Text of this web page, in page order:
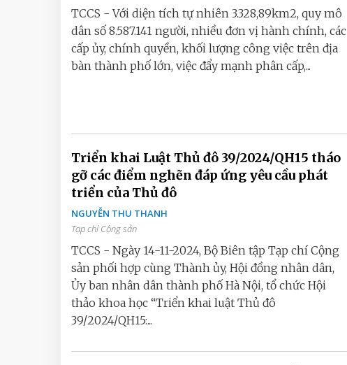
TCCS - Với diện tích tự nhiên 3.328,89km2, quy mô
dân số 8.587.141 người, nhiều đơn vị hành chính, các
cấp ủy, chính quyền, khối lượng công việc trên địa
bàn thành phố lớn, việc đẩy mạnh phân cấp,...
Triển khai Luật Thủ đô 39/2024/QH15 tháo
gỡ các điểm nghẽn đáp ứng yêu cầu phát
triển của Thủ đô
NGUYỄN THU THANH
Tạp chí Cộng sản
TCCS - Ngày 14-11-2024, Bộ Biên tập Tạp chí Cộng
sản phối hợp cùng Thành ủy, Hội đồng nhân dân,
Ủy ban nhân dân thành phố Hà Nội, tổ chức Hội
thảo khoa học “Triển khai luật Thủ đô
39/2024/QH15:...